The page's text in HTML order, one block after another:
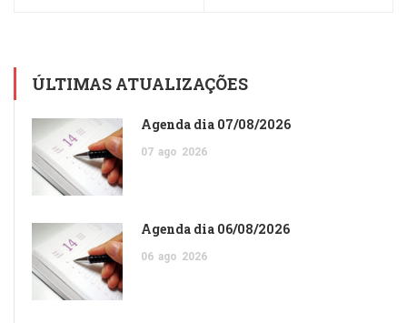
ÚLTIMAS ATUALIZAÇÕES
Agenda dia 07/08/2026
07 ago 2026
Agenda dia 06/08/2026
06 ago 2026